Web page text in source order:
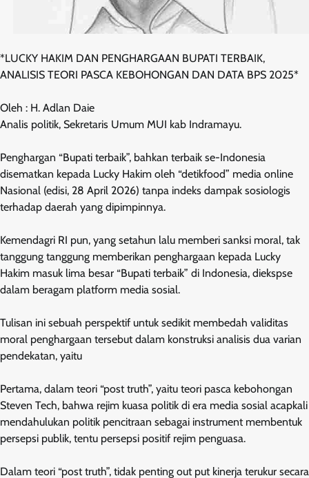
*LUCKY HAKIM DAN PENGHARGAAN BUPATI TERBAIK,
ANALISIS TEORI PASCA KEBOHONGAN DAN DATA BPS 2025*
Oleh : H. Adlan Daie
Analis politik, Sekretaris Umum MUI kab Indramayu.
Penghargan “Bupati terbaik”, bahkan terbaik se-Indonesia
disematkan kepada Lucky Hakim oleh “detikfood” media online
Nasional (edisi, 28 April 2026) tanpa indeks dampak sosiologis
terhadap daerah yang dipimpinnya.
Kemendagri RI pun, yang setahun lalu memberi sanksi moral, tak
tanggung tanggung memberikan penghargaan kepada Lucky
Hakim masuk lima besar “Bupati terbaik” di Indonesia, diekspse
dalam beragam platform media sosial.
Tulisan ini sebuah perspektif untuk sedikit membedah validitas
moral penghargaan tersebut dalam konstruksi analisis dua varian
pendekatan, yaitu
Pertama, dalam teori “post truth”, yaitu teori pasca kebohongan
Steven Tech, bahwa rejim kuasa politik di era media sosial acapkali
mendahulukan politik pencitraan sebagai instrument membentuk
persepsi publik, tentu persepsi positif rejim penguasa.
Dalam teori “post truth”, tidak penting out put kinerja terukur secara